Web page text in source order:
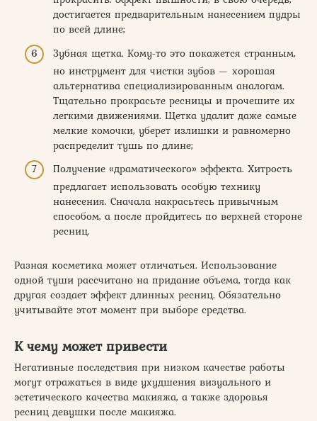
достигается предварительным нанесением пудры
по всей длине;
Зубная щетка. Кому-то это покажется странным,
но инструмент для чистки зубов — хорошая
альтернатива специализированным аналогам.
Тщательно прокрасьте ресницы и прочешите их
легкими движениями. Щетка удалит даже самые
мелкие комочки, уберет излишки и равномерно
распределит тушь по длине;
Получение «драматического» эффекта. Хитрость
предлагает использовать особую технику
нанесения. Сначала накрасьтесь привычным
способом, а после пройдитесь по верхней стороне
ресниц.
Разная косметика может отличаться. Использование
одной туши рассчитано на придание объема, тогда как
другая создает эффект длинных ресниц. Обязательно
учитывайте этот момент при выборе средства.
К чему может привести
Негативные последствия при низком качестве работы
могут отражаться в виде ухудшения визуального и
эстетического качества макияжа, а также здоровья
ресниц девушки после макияжа.